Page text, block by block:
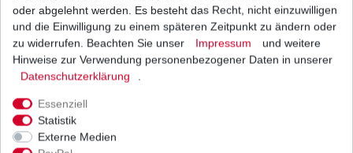
UVP 43,00 € 28,90 € *
1 Stück | 28,90 € / Stück
inkl. ges. MwSt. zzgl.
Versand
oder abgelehnt werden. Es besteht das Recht, nicht einzuwilligen
und die Einwilligung zu einem späteren Zeitpunkt zu ändern oder
zu widerrufen. Beachten Sie unser
Impressum
und weitere
Hinweise zur Verwendung personenbezogener Daten in unserer
Daten­schutz­erklärung
Essenziell
Statistik
Externe Medien